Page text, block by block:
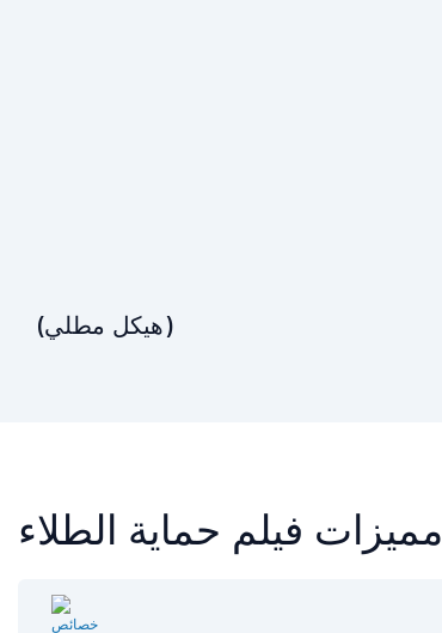
(هيكل مطلي)
مميزات فيلم حماية الطلاء